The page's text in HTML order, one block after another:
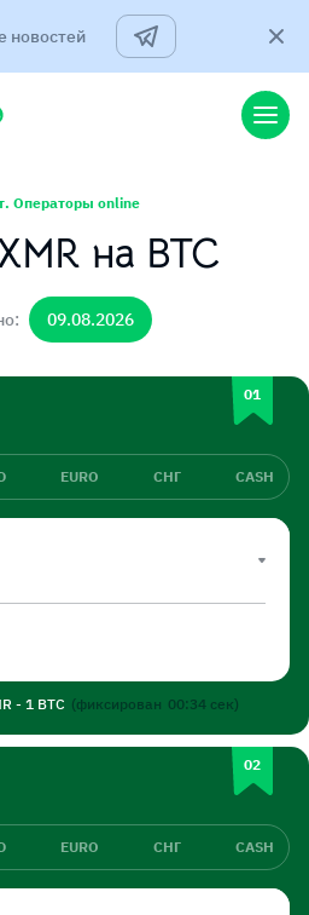
новостей
Операторы online
на BTC
09.08.2026
EURO СНГ CASH
- 1 BTC (фиксирован 00:34сек)
EURO СНГ CASH